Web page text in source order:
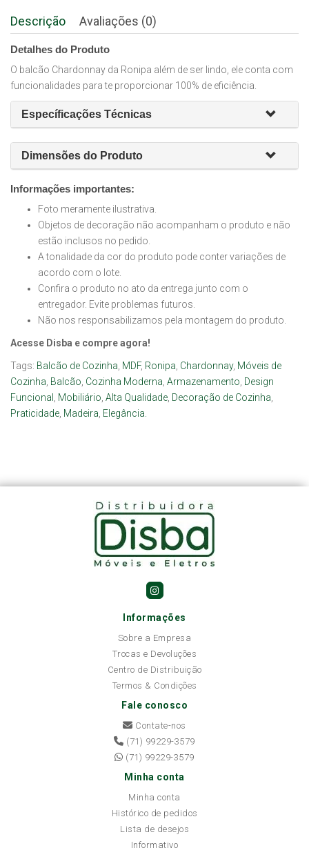
Descrição Avaliações (0)
Detalhes do Produto
O balcão Chardonnay da Ronipa além de ser lindo, ele conta com
funcionalidades para te proporcionar 100% de eficiência.
Específicações Técnicas
Dimensões do Produto
Informações importantes:
Foto meramente ilustrativa.
Objetos de decoração não acompanham o produto e não
estão inclusos no pedido.
A tonalidade da cor do produto pode conter variações de
acordo com o lote.
Confira o produto no ato da entrega junto com o
entregador. Evite problemas futuros.
Não nos responsabilizamos pela montagem do produto.
Acesse Disba e compre agora!
Tags: Balcão de Cozinha MDF, Ronipa Chardonnay, Móveis de
Cozinha Balcão Cozinha Moderna Armazenamento Design
Funcional
Mobiliário Alta Qualidade Decoração de Cozinha
Praticidade Madeira Elegância.
Informações
Sobre a Empresa
Trocas e Devoluções
Centro de Distribuição
Termos & Condições
Fale conosco
Contate-nos
(71) 99229-3579
(71) 99229-3579
Minha conta
Minha conta
Histórico de pedidos
Lista de desejos
Informativo